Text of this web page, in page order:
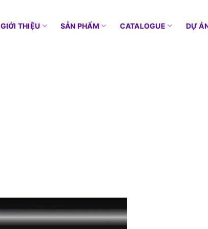
GIỚI THIỆU SẢN PHẨM CATALOGUE DỰ